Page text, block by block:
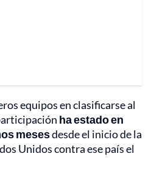
equipos en clasificarse al
ha estado en
mesesdesde el inicio de la
Unidos contra ese país el